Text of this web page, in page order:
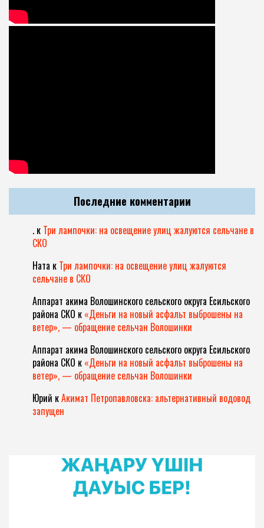
Последние комментарии
. к Три лампочки: на освещение улиц жалуются сельчане в
СКО
Ната к Три лампочки: на освещение улиц жалуются
сельчане в СКО
Аппарат акима Волошинского сельского округа Есильского
района СКО к «Деньги на новый асфальт выброшены на
ветер», — обращение сельчан Волошинки
Аппарат акима Волошинского сельского округа Есильского
района СКО к «Деньги на новый асфальт выброшены на
ветер», — обращение сельчан Волошинки
Юрий кАкимат Петропавловска: альтернативный водовод
запущен